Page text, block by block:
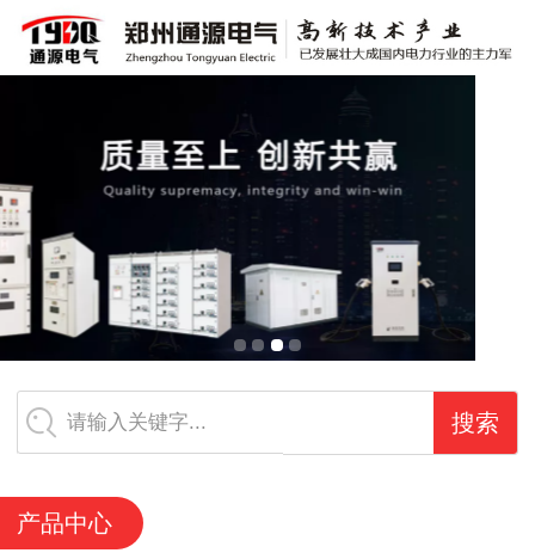
郑州通源电气有限公司
请输入关键字...
产品中心